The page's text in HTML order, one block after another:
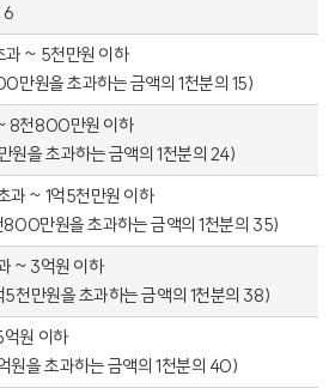
6
~ 5천만원 이하
만원을 초과하는 금액의 1천분의 15)
8천800만원 이하
을 초과하는 금액의 1천분의 24)
~ 1억5천만원 이하
만원을 초과하는 금액의 1천분의 35)
~ 3억원 이하
천만원을 초과하는 금액의 1천분의 38)
원 이하
을 초과하는 금액의 1천분의 40)